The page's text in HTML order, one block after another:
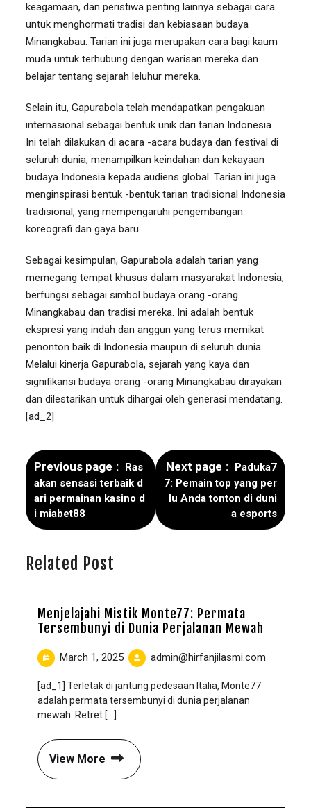
keagamaan, dan peristiwa penting lainnya sebagai cara
untuk menghormati tradisi dan kebiasaan budaya
Minangkabau. Tarian ini juga merupakan cara bagi kaum
muda untuk terhubung dengan warisan mereka dan
belajar tentang sejarah leluhur mereka.
Selain itu, Gapurabola telah mendapatkan pengakuan
internasional sebagai bentuk unik dari tarian Indonesia.
Ini telah dilakukan di acara -acara budaya dan festival di
seluruh dunia, menampilkan keindahan dan kekayaan
budaya Indonesia kepada audiens global. Tarian ini juga
menginspirasi bentuk -bentuk tarian tradisional Indonesia
tradisional, yang mempengaruhi pengembangan
koreografi dan gaya baru.
Sebagai kesimpulan, Gapurabola adalah tarian yang
memegang tempat khusus dalam masyarakat Indonesia,
berfungsi sebagai simbol budaya orang -orang
Minangkabau dan tradisi mereka. Ini adalah bentuk
ekspresi yang indah dan anggun yang terus memikat
penonton baik di Indonesia maupun di seluruh dunia.
Melalui kinerja Gapurabola, sejarah yang kaya dan
signifikansi budaya orang -orang Minangkabau dirayakan
dan dilestarikan untuk dihargai oleh generasi mendatang.
[ad_2]
Previous page
Ras
akan sensasi terbaik d
ari permainan kasino d
i miabet88
Next page
Paduka7
7: Pemain top yang per
lu Anda tonton di duni
a esports
Related Post
Menjelajahi Mistik Monte77: Permata
Tersembunyi di Dunia Perjalanan Mewah
March 1, 2025 admin@hirfanjilasmi.com
[ad_1] Terletak di jantung pedesaan Italia, Monte77
adalah permata tersembunyi di dunia perjalanan
mewah. Retret [...]
View More